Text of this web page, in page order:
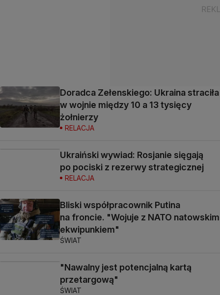
Doradca Zełenskiego: Ukraina straciła
w wojnie między 10 a 13 tysięcy
żołnierzy
RELACJA
Ukraiński wywiad: Rosjanie sięgają
po pociski z rezerwy strategicznej
RELACJA
Bliski współpracownik Putina
na froncie. "Wojuje z NATO natowskim
ekwipunkiem"
ŚWIAT
"Nawalny jest potencjalną kartą
przetargową"
ŚWIAT